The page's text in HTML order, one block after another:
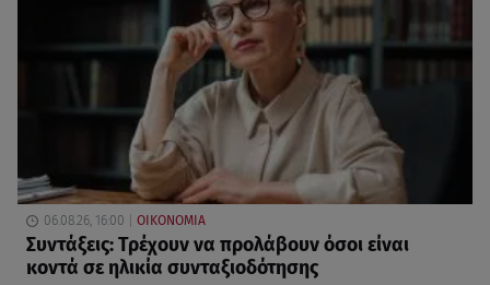
06.08.26, 16:00 ΟΙΚΟΝΟΜΙΑ
Συντάξεις: Τρέχουν να προλάβουν όσοι είναι
κοντά σε ηλικία συνταξιοδότησης